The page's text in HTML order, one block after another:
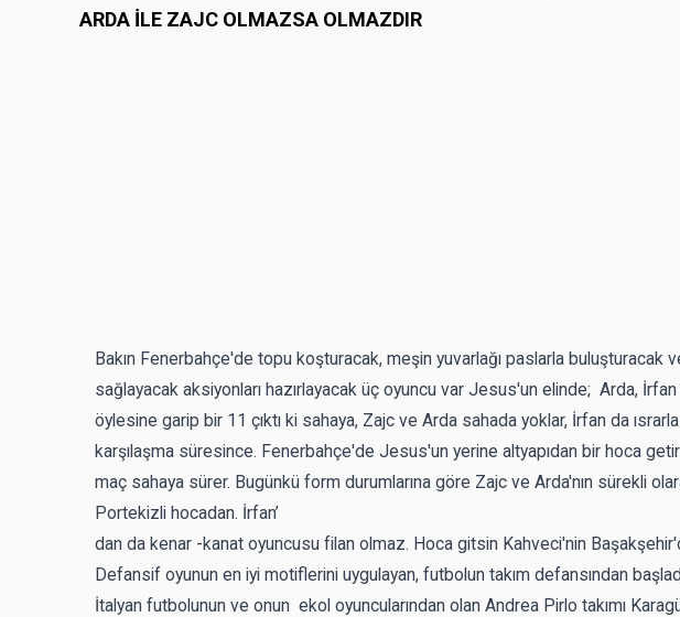
ARDA İLE ZAJC OLMAZSA OLMAZDIR
Bakın Fenerbahçe'de topu koşturacak, meşin yuvarlağı paslarla buluşturacak
sağlayacak aksiyonları hazırlayacak üç oyuncu var Jesus'un elinde; Arda,
öylesine garip bir 11 çıktı ki sahaya, Zajc ve Arda sahada yoklar, İrfan da
karşılaşma süresince. Fenerbahçe'de Jesus'un yerine altyapıdan bir hoca
maç sahaya sürer. Bugünkü form durumlarına göre Zajc ve Arda'nın sürekli
Portekizli hocadan. İrfan’
dan da kenar -kanat oyuncusu filan olmaz. Hoca gitsin Kahveci'nin
Defansif oyunun en iyi motiflerini uygulayan, futbolun takım defansından
İtalyan futbolunun ve onun ekol oyuncularından olan Andrea Pirlo takımı